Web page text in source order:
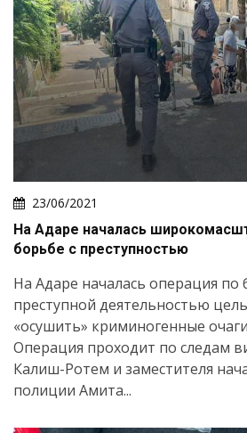
23/06/2021
На Адаре началась
борьбе с преступностью
На Адаре началась операция по
преступной деятельностью
«осушить» криминогенные
Операция проходит по следам
Калиш-Ротем и заместителя
полиции Амита...